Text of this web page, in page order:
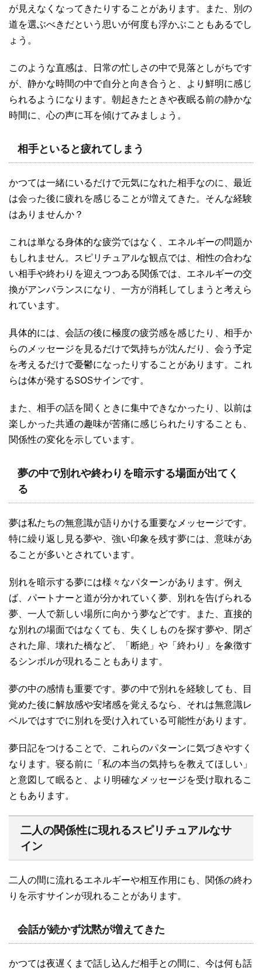
が見えなくなってきたりすることがあります。また、別の
道を選ぶべきだという思いが何度も浮かぶこともあるでし
ょう。
このような直感は、日常の忙しさの中で見落としがちです
が、静かな時間の中で自分と向き合うと、より鮮明に感じ
られるようになります。朝起きたときや夜眠る前の静かな
時間に、心の声に耳を傾けてみましょう。
相手といると疲れてしまう
かつては一緒にいるだけで元気になれた相手なのに、最近
は会った後に疲れを感じることが増えてきた。そんな経験
はありませんか？
これは単なる身体的な疲労ではなく、エネルギーの問題か
もしれません。スピリチュアルな観点では、相性の合わな
い相手や終わりを迎えつつある関係では、エネルギーの交
換がアンバランスになり、一方が消耗してしまうと考えら
れています。
具体的には、会話の後に極度の疲労感を感じたり、相手か
らのメッセージを見るだけで気持ちが沈んだり、会う予定
を考えるだけで憂鬱になったりすることがあります。これ
らは体が発するSOSサインです。
また、相手の話を聞くときに集中できなかったり、以前は
楽しかった共通の趣味が苦痛に感じられたりすることも、
関係性の変化を示しています。
夢の中で別れや終わりを暗示する場面が出てく
る
夢は私たちの無意識が語りかける重要なメッセージです。
特に繰り返し見る夢や、強い印象を残す夢には、意味があ
ることが多いとされています。
別れを暗示する夢には様々なパターンがあります。例え
ば、パートナーと道が分かれていく夢、別れを告げられる
夢、一人で新しい場所に向かう夢などです。また、直接的
な別れの場面ではなくても、失くしものを探す夢や、閉ざ
された扉、壊れた橋など、「断絶」や「終わり」を象徴す
るシンボルが現れることもあります。
夢の中の感情も重要です。夢の中で別れを経験しても、目
覚めた後に解放感や安堵感を覚えるなら、それは無意識レ
ベルではすでに別れを受け入れている可能性があります。
夢日記をつけることで、これらのパターンに気づきやすく
なります。寝る前に「私の本当の気持ちを教えてほしい」
と意図して眠ると、より明確なメッセージを受け取れるこ
ともあります。
二人の関係性に現れるスピリチュアルなサ
イン
二人の間に流れるエネルギーや相互作用にも、関係の終わ
りを示すサインが現れることがあります。
会話が続かず沈黙が増えてきた
かつては夜遅くまで話し込んだ相手との間に、今は何も話